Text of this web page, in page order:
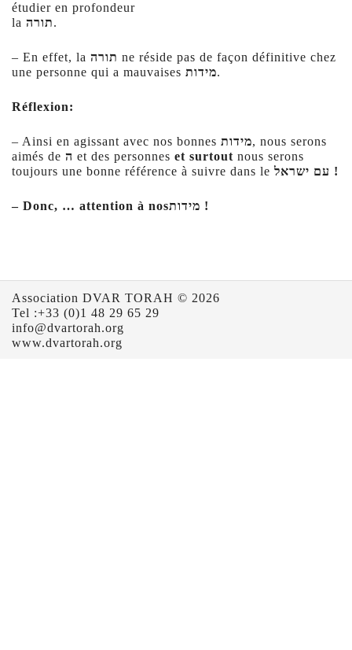
étudier en profondeur
la תורה
– En effet, la תורה ne réside pas de façon définitive chez
une personne qui a mauvaises מידות.
Réflexion:
– Ainsi en agissant avec nos bonnes מידות, nous serons
aimés de ה et des personnes et surtout nous serons
toujours une bonne référence à suivre dans le
!
– Donc, … attention à nos !
Association DVAR TORAH © 2026
Tel :+33 (0)1 48 29 65 29
info@dvartorah.org
www.dvartorah.org